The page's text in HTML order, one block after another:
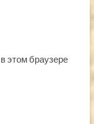
этом браузере